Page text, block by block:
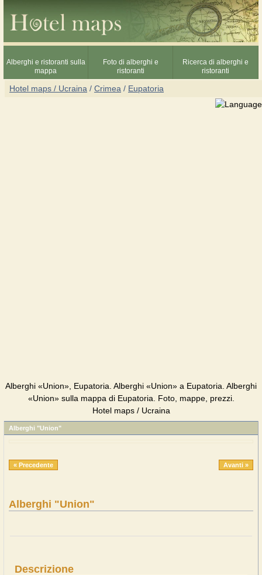
Alberghi e ristoranti sulla
mappa
Foto di alberghi e
ristoranti
Ricerca di alberghi e
ristoranti
Hotel maps / Ucraina / Crimea / Eupatoria
Alberghi «Union», Eupatoria. Alberghi «Union» a Eupatoria. Alberghi
«Union» sulla mappa di Eupatoria. Foto, mappe, prezzi.
Hotel maps / Ucraina
Alberghi "Union"
« Precedente Avanti »
Alberghi "Union"
Descrizione